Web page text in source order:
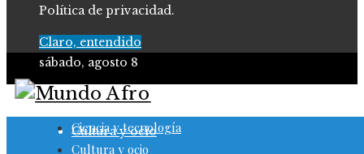
Política de privacidad.
Claro, entendido
sábado, agosto 8
Ciencia y tecnología
Cultura y ocio
Ciencia y tecnología
Cultura y ocio